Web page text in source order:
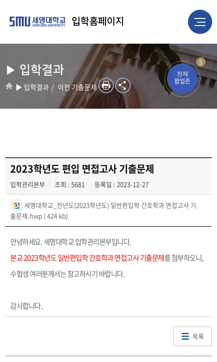
5
전체
팝업존
입학홈페이지
▶ 입학결과
▶ 입학결과 이전 기출문제
2023학년도 편입 면접고사 기출문제
입학관리본부 조회 : 5681 등록일 : 2023-12-27
세명대학교_전년도(2023학년도) 일반편입학 간호학과 면접고사 기
출문제.hwp ( 424 kb)
안녕하세요. 세명대학교 입학관리본부입니다.
본교 2023학년도 일반편입학 간호학과 면접고사 기출문제를 첨부하오니,
수험생 여러분께서는 참고하시기 바랍니다.
감사합니다.
목록